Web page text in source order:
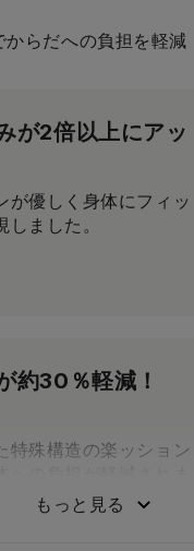
らだへの負担を軽減
が2倍以上にアッ
が優しく身体にフィッ
ました。
約30％軽減！
特殊構造の楽ッション
もっと見る